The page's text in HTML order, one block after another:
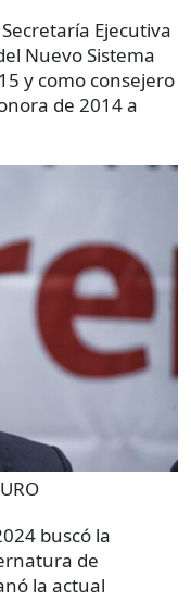
Ejecutiva
Nuevo Sistema
y como consejero
de 2014 a
buscó la
de
la actual